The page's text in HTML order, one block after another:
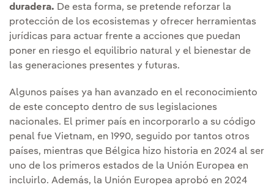
duradera. De esta forma, se pretende reforzar la
protección de los ecosistemas y ofrecer herramientas
jurídicas para actuar frente a acciones que puedan
poner en riesgo el equilibrio natural y el bienestar de
las generaciones presentes y futuras.
Algunos países ya han avanzado en el reconocimiento
de este concepto dentro de sus legislaciones
nacionales. El primer país en incorporarlo a su código
penal fue Vietnam, en 1990, seguido por tantos otros
países, mientras que Bélgica hizo historia en 2024 al ser
uno de los primeros estados de la Unión Europea en
incluirlo. Además, la Unión Europea aprobó en 2024